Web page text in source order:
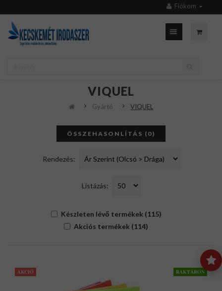
Fiókom
VIQUEL
Gyártó VIQUEL
ÖSSZEHASONLÍTÁS (0)
Rendezés:
Listázás:
Készleten lévő termékek (115)
Akciós termékek (114)
AKCIÓ RAKTÁRON